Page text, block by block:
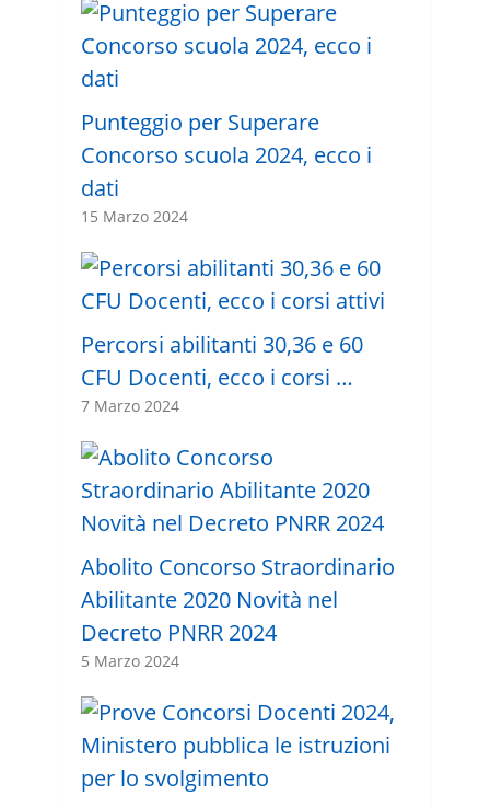
Punteggio per Superare
Concorso scuola 2024, ecco i
dati
15 Marzo 2024
Percorsi abilitanti 30,36 e 60
CFU Docenti, ecco i corsi …
7 Marzo 2024
Abolito Concorso Straordinario
Abilitante 2020 Novità nel
Decreto PNRR 2024
5 Marzo 2024